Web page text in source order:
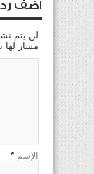
اضف رد
لن يتم
مشار لها
الإسم *